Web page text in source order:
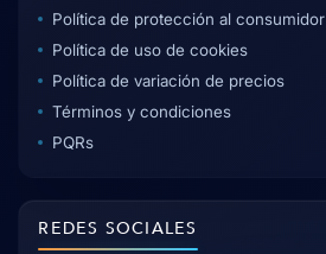
Política de protección al consumidor
Política de uso de cookies
Política de variación de precios
Términos y condiciones
PQRs
REDES SOCIALES